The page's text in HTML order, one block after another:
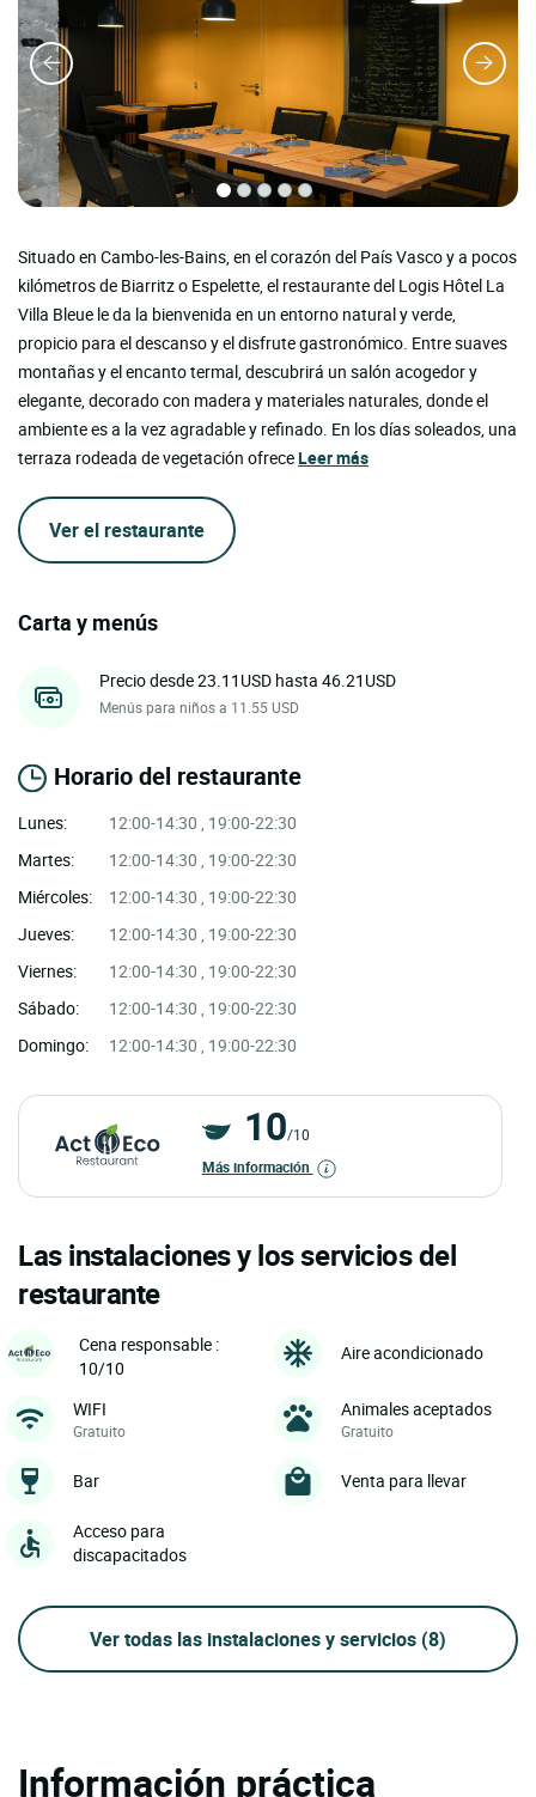
Situado en Cambo-les-Bains, en el corazón del País Vasco y a pocos
kilómetros de Biarritz o Espelette, el restaurante del Logis Hôtel La
Villa Bleue le da la bienvenida en un entorno natural y verde,
propicio para el descanso y el disfrute gastronómico. Entre suaves
montañas y el encanto termal, descubrirá un salón acogedor y
elegante, decorado con madera y materiales naturales, donde el
ambiente es a la vez agradable y refinado. En los días soleados, una
terraza rodeada de vegetación ofreceLeer más
Ver el restaurante
Carta y menús
Precio desde 23.11USD hasta 46.21USD
Menús para niños a 11.55 USD
Horario del restaurante
Lunes:
12:00-14:30 , 19:00-22:30
Martes:
12:00-14:30 , 19:00-22:30
Miércoles:
12:00-14:30 , 19:00-22:30
Jueves:
12:00-14:30 , 19:00-22:30
Viernes:
12:00-14:30 , 19:00-22:30
Sábado:
12:00-14:30 , 19:00-22:30
Domingo:
12:00-14:30 , 19:00-22:30
10/10
Más información
Las instalaciones y los servicios del
restaurante
Cena responsable :
10/10
Aire acondicionado
WIFI
Gratuito
Animales aceptados
Gratuito
Bar Venta para llevar
Acceso para
discapacitados
Ver todas las instalaciones y servicios (8)
Información práctica